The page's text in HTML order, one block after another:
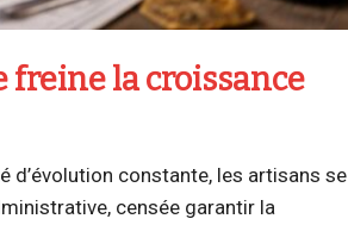
la croissance
d’évolution constante, les artisans se
censée garantir la